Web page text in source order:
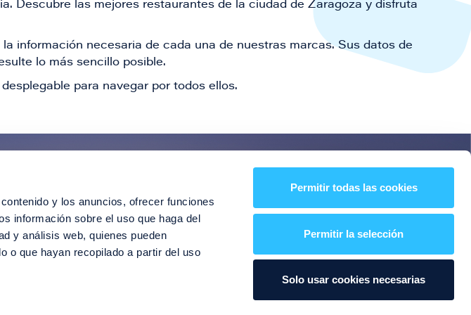
y los anuncios, ofrecer funciones
información sobre el uso que haga del
y análisis web, quienes pueden
o que hayan recopilado a partir del uso
Permitir todas las cookies
Permitir la selección
Solo usar cookies necesarias
Descubre las mejores restaurantes de la ciudad de Zaragoza y disfruta
información necesaria de cada una de nuestras marcas. Sus datos de
lo más sencillo posible.
para navegar por todos ellos.
novedades!
descuentos, eventos y mucho más